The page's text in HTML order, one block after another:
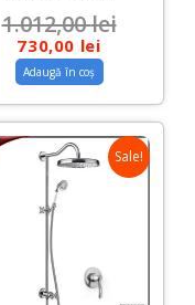
1.012,00lei
730,00 lei
Adaugă în coș
Sale!